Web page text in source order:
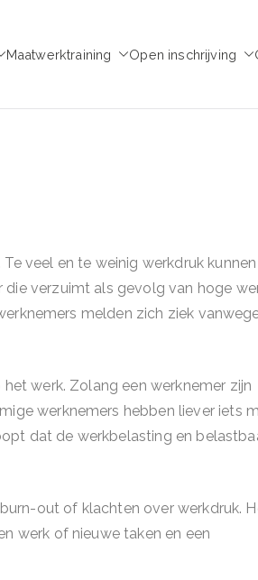
Maatwerktraining Open inschrijving
veel en te weinig werkdruk
verzuimt als gevolg van hoge
melden zich ziek
werk. Zolang een werknemer zijn
werknemers hebben liever iets
dat de werkbelasting en
out of klachten over werkdruk.
werk of nieuwe taken en een